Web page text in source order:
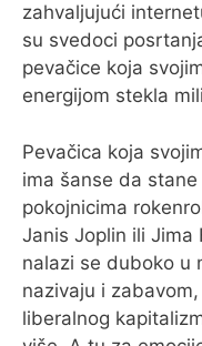
zahvaljujući
su svedoci
pevačice koja
energijom stekla
Pevačica koja
ima šanse da
pokojnicima
Janis Joplin ili Jima
nalazi se duboko u
nazivaju i
liberalnog